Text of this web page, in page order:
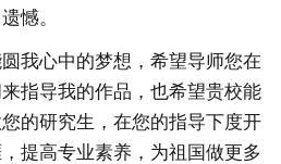
憾。
心中的梦想，希望导师您在
指导我的作品，也希望贵校能
的研究生，在您的指导下度开
提高专业素养，为祖国做更多